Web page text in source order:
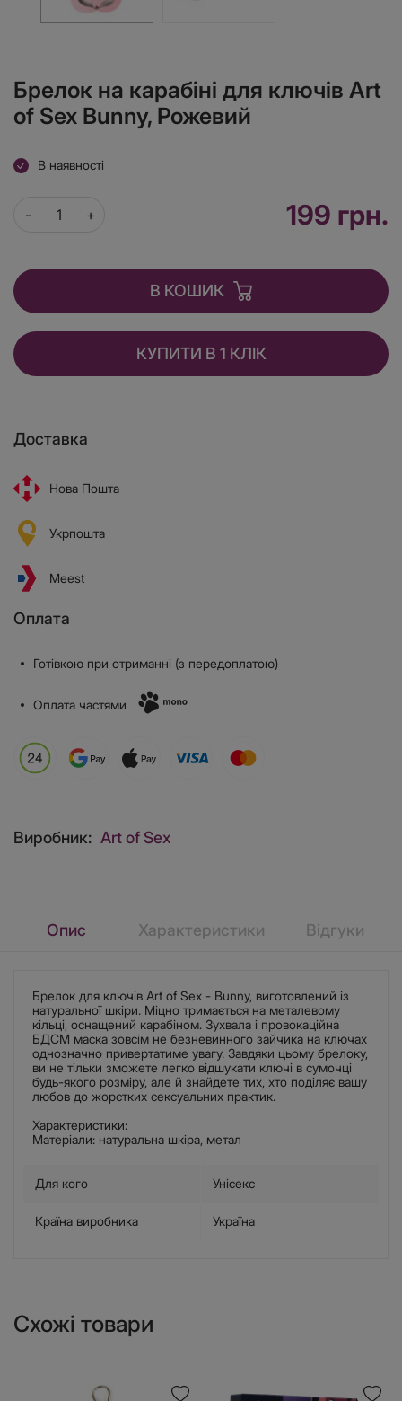
Брелок на карабіні для ключів Art
of Sex Bunny, Рожевий
В наявності
199 грн.
В КОШИК
КУПИТИ В 1 КЛІК
Доставка
Нова Пошта
Укрпошта
Meest
Оплата
Готівкою при отриманні (з передоплатою)
Оплата частями
Виробник: Art of Sex
Опис Характеристики Відгуки
Брелок для ключів Art of Sex - Bunny, виготовлений із
натуральної шкіри. Міцно тримається на металевому
кільці, оснащений карабіном. Зухвала і провокаційна
БДСМ маска зовсім не безневинного зайчика на ключах
однозначно привертатиме увагу. Завдяки цьому брелоку,
ви не тільки зможете легко відшукати ключі в сумочці
будь-якого розміру, але й знайдете тих, хто поділяє вашу
любов до жорстких сексуальних практик.
Характеристики:
Матеріали: натуральна шкіра, метал
Для кого Унісекс
Країна виробника Україна
Схожі товари